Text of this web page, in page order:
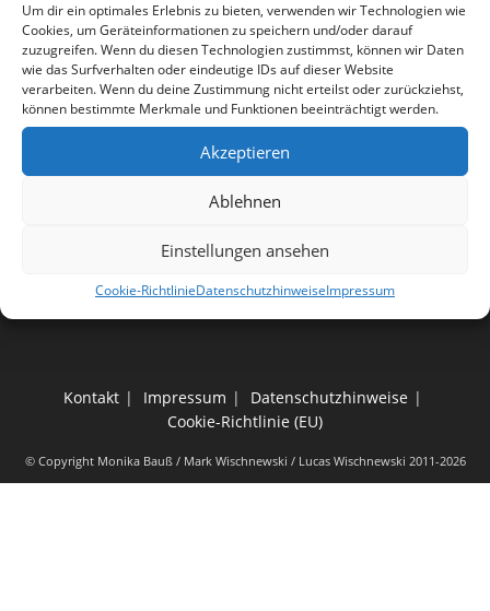
Um dir ein optimales Erlebnis zu bieten, verwenden wir Technologien wie
Cookies, um Geräteinformationen zu speichern und/oder darauf
zuzugreifen. Wenn du diesen Technologien zustimmst, können wir Daten
wie das Surfverhalten oder eindeutige IDs auf dieser Website
verarbeiten. Wenn du deine Zustimmung nicht erteilst oder zurückziehst,
können bestimmte Merkmale und Funktionen beeinträchtigt werden.
Akzeptieren
Ablehnen
Einstellungen ansehen
Cookie-RichtlinieDatenschutzhinweiseImpressum
Recent Comments
Es sind keine Kommentare vorhanden.
Kontakt Impressum
Datenschutzhinweise
Cookie-Richtlinie (EU)
© Copyright Monika Bauß / Mark Wischnewski / Lucas Wischnewski 2011-2026